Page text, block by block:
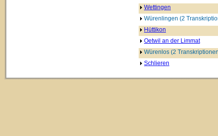
Wettingen
Würenlingen (2
Hüttikon
Oetwil an der Limmat
Würenlos (2
Schlieren